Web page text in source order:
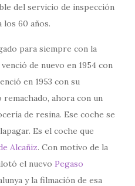
del servicio de inspección
los 60 años.
para siempre con la
de nuevo en 1954 con
en 1953 con su
ahora con un
de resina. Ese coche se
Es el coche que
Alcañiz. Con motivo de la
el nuevo Pegaso
y la filmación de esa